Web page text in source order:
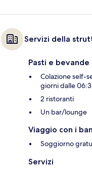
Servizi della
Pasti e bevande
Colazione self-
giorni dalle
2 ristoranti
Un bar/lounge
Viaggio con i
Soggiorno
Servizi